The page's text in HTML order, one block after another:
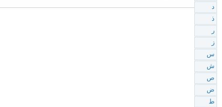
د
ذ
ر
ز
س
ش
ص
ض
ط